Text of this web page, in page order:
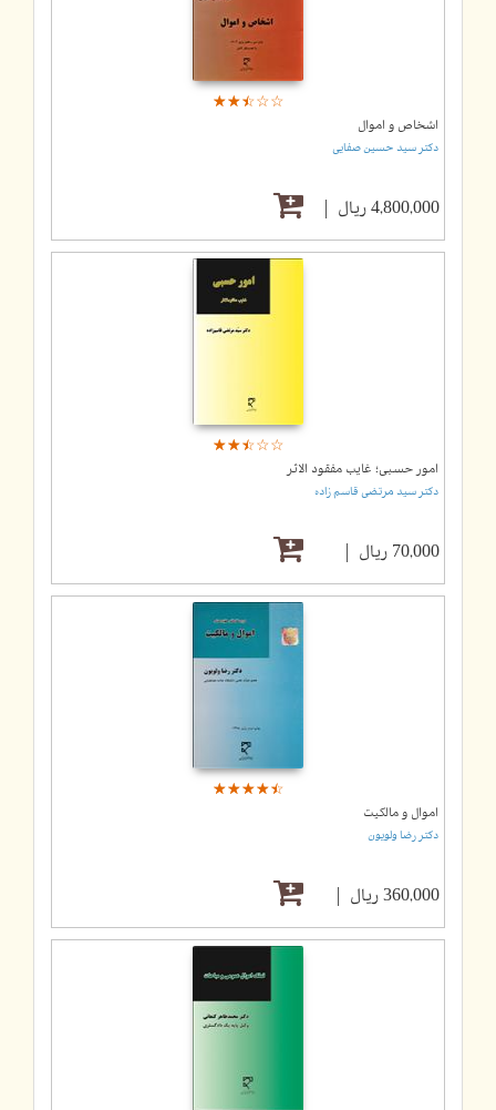
☆☆☆☆☆
★★★★★
اشخاص و اموال
دکتر سید حسین صفایی
4,800,000 ریال
☆☆☆☆☆
★★★★★
امور حسبی؛ غایب مفقود الاثر
دکتر سید مرتضی قاسم زاده
70,000 ریال
☆☆☆☆☆
★★★★★
اموال و مالکیت
دکتر رضا ولویون
360,000 ریال